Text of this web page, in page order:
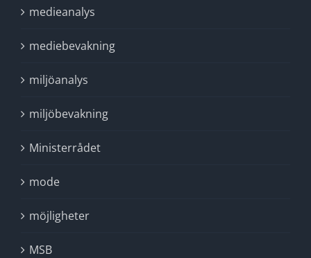
medieanalys
mediebevakning
miljöanalys
miljöbevakning
Ministerrådet
mode
möjligheter
MSB